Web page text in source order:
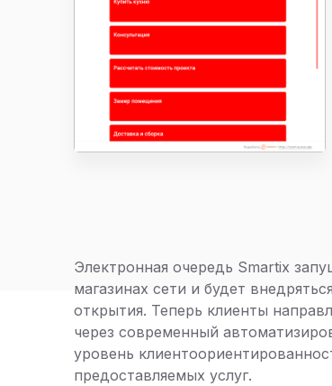
Электронная очередь Smartix
магазинах сети и будет
открытия. Теперь клиенты
через современный
уровень
предоставляемых услуг.